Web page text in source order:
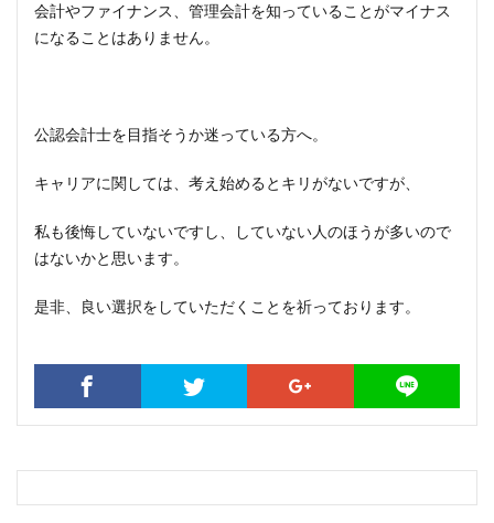
会計やファイナンス、管理会計を知っていることがマイナス
になることはありません。
公認会計士を目指そうか迷っている方へ。
キャリアに関しては、考え始めるとキリがないですが、
私も後悔していないですし、していない人のほうが多いので
はないかと思います。
是非、良い選択をしていただくことを祈っております。